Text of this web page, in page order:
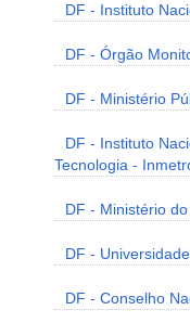
DF - Instituto
DF - Órgão
DF - Ministério
DF - Instituto
Tecnologia -
DF - Ministério
DF -
DF - Conselho